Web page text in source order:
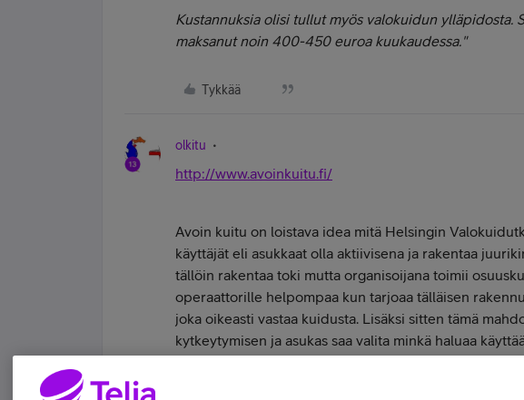
Kustannuksia olisi tullut myös valokuidun ylläpidosta.
maksanut noin 400-450 euroa kuukaudessa."
Tykkää
olkitu
http://www.avoinkuitu.fi/
Avoin kuitu on loistava idea mitä Helsingin
käyttäjät eli asukkaat olla aktiivisena ja rakentaa
tällöin rakentaa toki mutta organisoijana toimii
operaattorille helpompaa kun tarjoaa tälläisen
joka oikeasti vastaa kuidusta. Lisäksi sitten tämä
kytkeytymisen ja asukas saa valita minkä haluaa